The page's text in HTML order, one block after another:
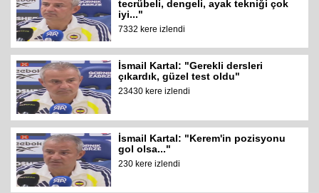
tecrübeli, dengeli, ayak tekniği çok
iyi..."
7332 kere izlendi
İsmail Kartal: "Gerekli dersleri
çıkardık, güzel test oldu"
23430 kere izlendi
İsmail Kartal: "Kerem'in pozisyonu
gol olsa..."
230 kere izlendi